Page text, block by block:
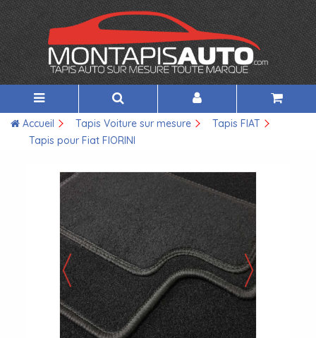
Accueil Tapis Voiture sur mesure
Tapis FIAT
Tapis pour Fiat FIORINI